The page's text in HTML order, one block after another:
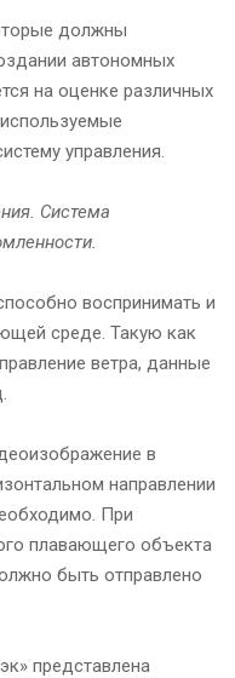
должны
автономных
на оценке различных
управления.
Система
воспринимать и
среде. Такую как
ветра, данные
в
направлении
При
плавающего объекта
быть отправлено
представлена